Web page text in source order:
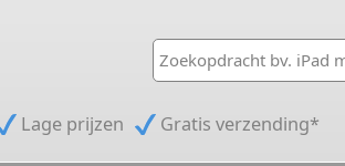
Lage prijzen Gratis verzending*